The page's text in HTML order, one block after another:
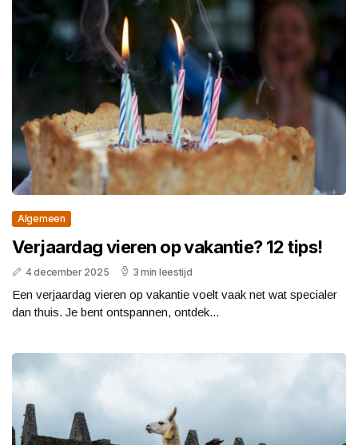
Algemeen
Verjaardag vieren op vakantie? 12 tips!
4 december 2025 3 min leestijd
Een verjaardag vieren op vakantie voelt vaak net wat specialer
dan thuis. Je bent ontspannen, ontdek...